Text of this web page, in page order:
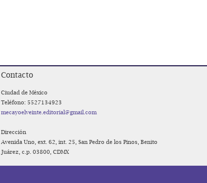
Contacto
Ciudad de México
Teléfono: 5527134923
mecayoelveinte.editorial@gmail.com
Dirección
Avenida Uno, ext. 62, int. 25, San Pedro de los Pinos, Benito
Juárez, c.p. 03800, CDMX